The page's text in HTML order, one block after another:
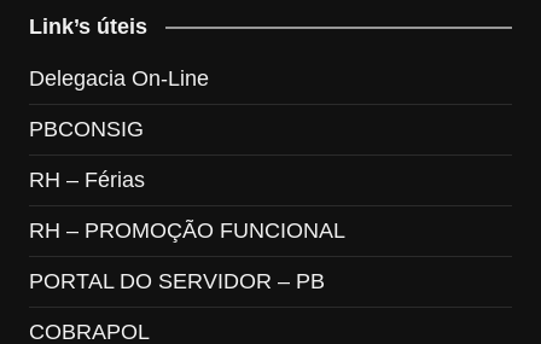
Link’s úteis
Delegacia On-Line
PBCONSIG
RH – Férias
RH – PROMOÇÃO FUNCIONAL
PORTAL DO SERVIDOR – PB
COBRAPOL